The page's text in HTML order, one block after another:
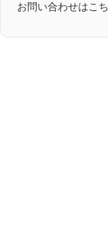
お問い合わせはこ